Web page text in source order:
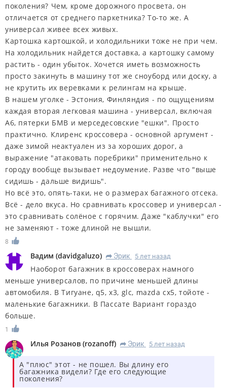
поколения? Чем, кроме дорожного просвета, он
отличается от среднего паркетника? То-то же. А
универсал живее всех живых.
Картошка картошкой, и холодильники тоже не при чем.
На холодильник найдется доставка, а картошку самому
растить - один убыток. Хочется иметь возможность
просто закинуть в машину тот же сноуборд или доску, а
не крутить их веревками к релингам на крыше.
В нашем уголке - Эстония, Финляндия - по ощущениям
каждая вторая легковая машина - универсал, включая
А6, пятерки БМВ и мерседесовские "ешки". Просто
практично. Клиренс кроссовера - основной аргумент -
даже зимой неактуален из за хороших дорог, а
выражение "атаковать поребрики" применительно к
городу вообще вызывает недоумение. Разве что "выше
сидишь - дальше видишь".
Но всё это, опять-таки, не о размерах багажного отсека.
Всё - дело вкуса. Но сравнивать кроссовер и универсал -
это сравнивать солёное с горячим. Даже "каблучки" его
не заменяют - тоже длиной не вышли.
8
Вадим (davidgaluzo) R Эрик 5 лет назад
Наоборот багажник в кроссоверах намного
меньше универсалов, по причине меньшей длины
автомобиля. В Тигуане, q5, x3, glc, mazda cx5, тойоте -
маленькие багажники. В Пассате Вариант гораздо
больше.
1
Илья Розанов (rozanoff) R Эрик 5 лет назад
А "плюс" этот - не пошел. Вы длину его
багажника видели? Где его следующие
поколения?